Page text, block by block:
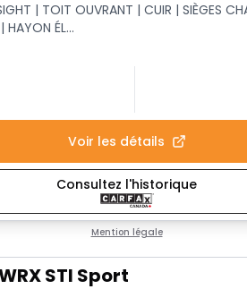
| TOIT OUVRANT | CUIR | SIÈGES
HAYON ÉL...
Voir les détails
Consultez l'historique
Mention légale
STI Sport